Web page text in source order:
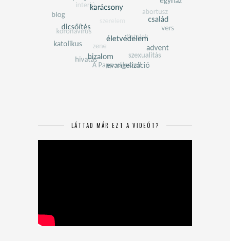
LÁTTAD MÁR EZT A VIDEÓT?